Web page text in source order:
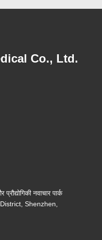
Co., Ltd.
नवाचार पार्क
Shenzhen,